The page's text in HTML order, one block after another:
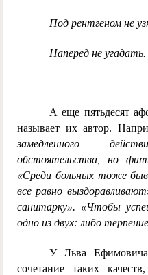
Под рентгеном не
Наперед не угадать.
А еще пятьдесят
называет их автор.
замедленного
обстоятельства, но
«Среди больных тоже
все равно
санитарку». «Чтобы
одно из двух: либо
У Льва Ефимовича
сочетание таких